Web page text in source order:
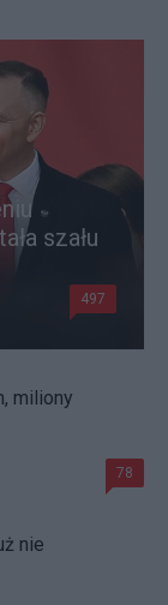
szału
497
miliony
78
nie